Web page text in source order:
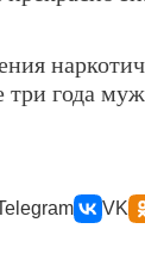
года
VK